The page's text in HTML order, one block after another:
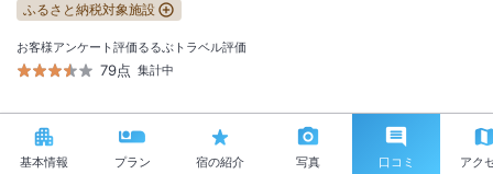
ふるさと納税対象施設
お客様アンケート評価
79点
るるぶトラベル評価
集計中
基本情報 プラン 宿の紹介 写真 口コミ アク